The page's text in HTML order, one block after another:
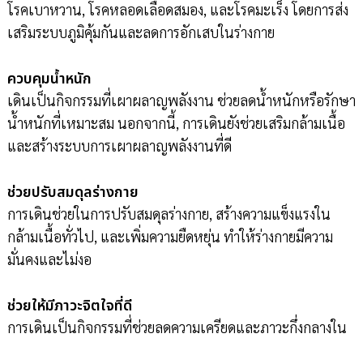
โรคเบาหวาน, โรคหลอดเลือดสมอง, และโรคมะเร็ง โดยการส่ง
เสริมระบบภูมิคุ้มกันและลดการอักเสบในร่างกาย
ควบคุมน้ำหนัก
เดินเป็นกิจกรรมที่เผาผลาญพลังงาน ช่วยลดน้ำหนักหรือรักษา
น้ำหนักที่เหมาะสม นอกจากนี้, การเดินยังช่วยเสริมกล้ามเนื้อ
และสร้างระบบการเผาผลาญพลังงานที่ดี
ช่วยปรับสมดุลร่างกาย
การเดินช่วยในการปรับสมดุลร่างกาย, สร้างความแข็งแรงใน
กล้ามเนื้อทั่วไป, และเพิ่มความยืดหยุ่น ทำให้ร่างกายมีความ
มั่นคงและไม่งอ
ช่วยให้มีภาวะจิตใจที่ดี
การเดินเป็นกิจกรรมที่ช่วยลดความเครียดและภาวะกึ่งกลางใน